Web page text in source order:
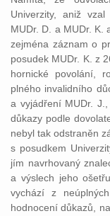
Univerzity, aniž
MUDr. D. a MUDr. K.
zejména záznam o
posudek MUDr. K. z
hornické povolání,
plného invalidního
a vyjádření MUDr.
důkazy podle
nebyl tak odstraněn
s posudkem
jím navrhovaný
a výslech jeho
vychází z
hodnocení důkazů,